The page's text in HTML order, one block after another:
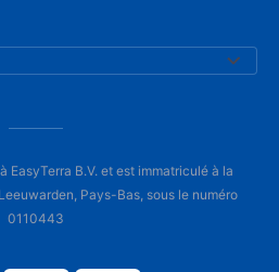
EasyTerra B.V. et est immatriculé à la
Pays-Bas, sous le numéro
0110443